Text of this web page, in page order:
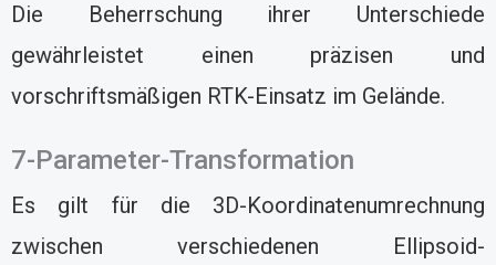
Die Beherrschung ihrer Unterschiede
gewährleistet einen präzisen und
vorschriftsmäßigen RTK-Einsatz im Gelände.
7-Parameter-Transformation
Es gilt für die 3D-Koordinatenumrechnung
zwischen verschiedenen Ellipsoid-